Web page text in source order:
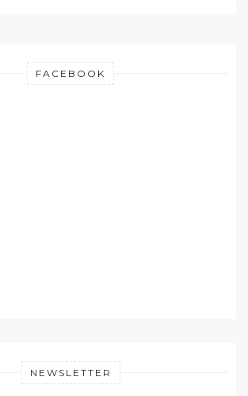
FACEBOOK
NEWSLETTER